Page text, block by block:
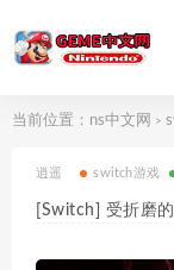
当前位置： ns中文网 >
逍遥 switch游戏
[Switch] 受折磨